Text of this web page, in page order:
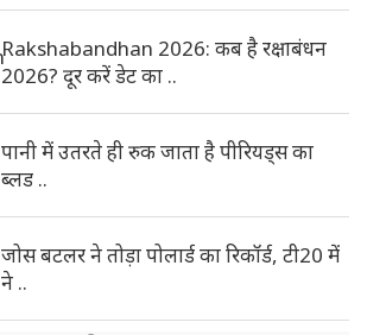
Rakshabandhan 2026: कब है रक्षाबंधन
2026? दूर करें डेट का ..
पानी में उतरते ही रुक जाता है पीरियड्स का
ब्लड ..
जोस बटलर ने तोड़ा पोलार्ड का रिकॉर्ड, टी20 में
ने ..